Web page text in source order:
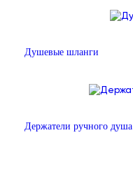
Душевые шланги
Держатели ручного душа